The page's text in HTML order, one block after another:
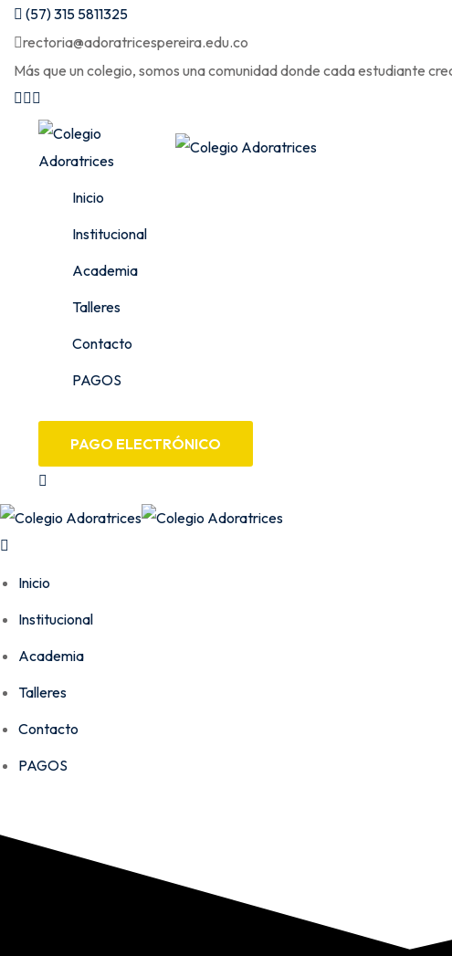
(57) 315 5811325
rectoria@adoratricespereira.edu.co
Más que un colegio, somos una comunidad donde cada estudiante
Inicio
Institucional
Academia
Talleres
Contacto
PAGOS
PAGO ELECTRÓNICO
Inicio
Institucional
Academia
Talleres
Contacto
PAGOS